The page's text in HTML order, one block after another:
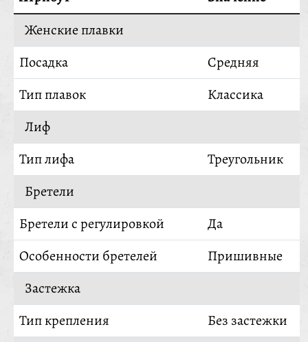
Женские плавки
Посадка
Средняя
Тип плавок
Классика
Лиф
Тип лифа
Треугольник
Бретели
Бретели с регулировкой
Да
Особенности бретелей
Пришивные
Застежка
Тип крепления
Без застежки